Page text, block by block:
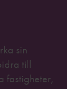
sin
till
fastigheter,